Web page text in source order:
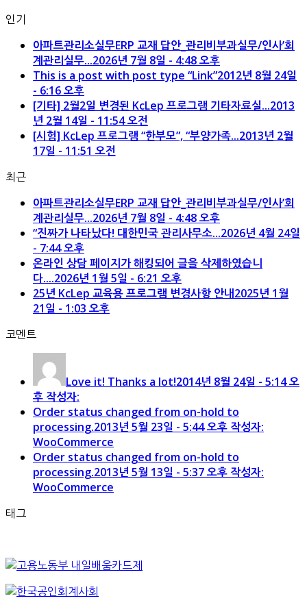
인기
아파트관리소실무ERP 교재 답안_관리비부과실무/인사’회
계관리실무...2026년 7월 8일 - 4:48 오후
This is a post with post type “Link”2012년 8월 24일
- 6:16 오후
[기타] 2월2일 변경된 KcLep 프로그램 기타자료실...2013
년 2월 14일 - 11:54 오전
[시험] KcLep 프로그램 “한부모”, “부양가족...2013년 2월
17일 - 11:51 오전
최근
아파트관리소실무ERP 교재 답안_관리비부과실무/인사’회
계관리실무...2026년 7월 8일 - 4:48 오후
“진짜가 나타났다! 대한민국 관리사무소...2026년 4월 24일
- 7:44 오후
온라인 상담 페이지가 해킹되어 글을 삭제하였습니
다....2026년 1월 5일 - 6:21 오후
25년 KcLep 교육용 프로그램 변경사항 안내2025년 1월
21일 - 1:03 오후
코멘트
Love it! Thanks a lot!2014년 8월 24일 - 5:14 오
후 작성자:
Order status changed from on-hold to
processing.2013년 5월 23일 - 5:44 오후 작성자:
WooCommerce
Order status changed from on-hold to
processing.2013년 5월 13일 - 5:37 오후 작성자:
WooCommerce
태그